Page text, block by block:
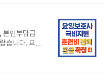
좋아하
: 털털, 노
대한 생각 :
김은 2개 인
하는 계정과
본인부담금
습니다. 요양
자비부담